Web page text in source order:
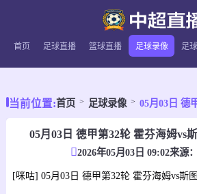
首页 足球直播 篮球直播 足球录像 足
当前位置:首页 足球录像
05月03日 德甲第32轮 霍芬海姆vs
2026年05月03日 09:02来源：
[咪咕] 05月03日 德甲第32轮 霍芬海姆vs斯